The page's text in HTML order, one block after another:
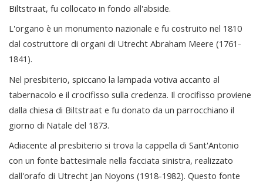
Biltstraat, fu collocato in fondo all'abside.
L'organo è un monumento nazionale e fu costruito nel 1810
dal costruttore di organi di Utrecht Abraham Meere (1761-
1841).
Nel presbiterio, spiccano la lampada votiva accanto al
tabernacolo e il crocifisso sulla credenza. Il crocifisso proviene
dalla chiesa di Biltstraat e fu donato da un parrocchiano il
giorno di Natale del 1873.
Adiacente al presbiterio si trova la cappella di Sant'Antonio
con un fonte battesimale nella facciata sinistra, realizzato
dall'orafo di Utrecht Jan Noyons (1918-1982). Questo fonte